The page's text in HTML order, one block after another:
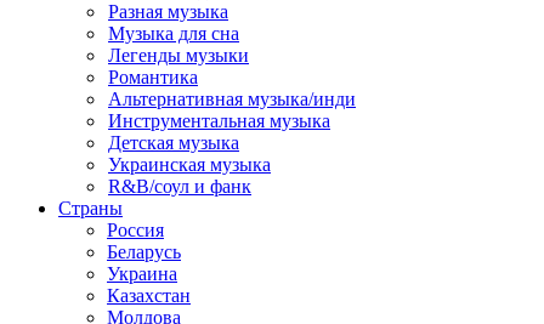
Разная музыка
Музыка для сна
Легенды музыки
Романтика
Альтернативная музыка/инди
Инструментальная музыка
Детская музыка
Украинская музыка
R&B/cоул и фанк
Страны
Россия
Беларусь
Украина
Казахстан
Молдова